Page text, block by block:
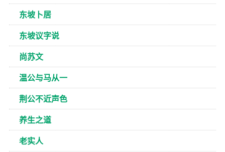
东坡卜居
东坡议字说
尚苏文
温公与马从一
荆公不近声色
养生之道
老实人